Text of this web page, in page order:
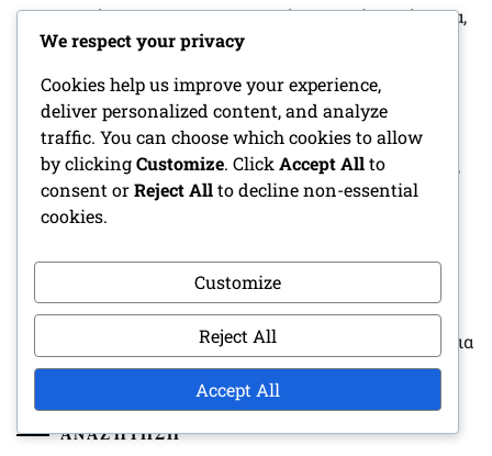
Δημιουργός NPC: Χαρακτηριστικά χαρακτήρα, Κίνητρα,
Υποβάθρα
Χαρτογράφος: Τύποι εδάφους, Σχεδίαση διάταξης,
Θεματικά στοιχεία
Γεννήτρια Σεναρίων: Τυχαία γεγονότα, Σημεία πλοκής,
Προκλήσεις
Ικανότητες Θεραπείας
Sci-Fi Μονοσέλιδη Περιπέτεια: Φουτουριστική
τεχνολογία, Επαφές με εξωγήινους, Διαστημικά ταξίδια
ΑΝΑΖΉΤΗΣΗ
We respect your privacy
Cookies help us improve your experience,
deliver personalized content, and analyze
traffic. You can choose which cookies to allow
by clickingCustomize. Click Accept Allto
consent orReject Allto decline non-essential
cookies.
Customize
Reject All
Accept All